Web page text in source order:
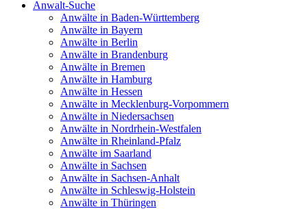
Anwalt-Suche
Anwälte in Baden-Württemberg
Anwälte in Bayern
Anwälte in Berlin
Anwälte in Brandenburg
Anwälte in Bremen
Anwälte in Hamburg
Anwälte in Hessen
Anwälte in Mecklenburg-Vorpommern
Anwälte in Niedersachsen
Anwälte in Nordrhein-Westfalen
Anwälte in Rheinland-Pfalz
Anwälte im Saarland
Anwälte in Sachsen
Anwälte in Sachsen-Anhalt
Anwälte in Schleswig-Holstein
Anwälte in Thüringen